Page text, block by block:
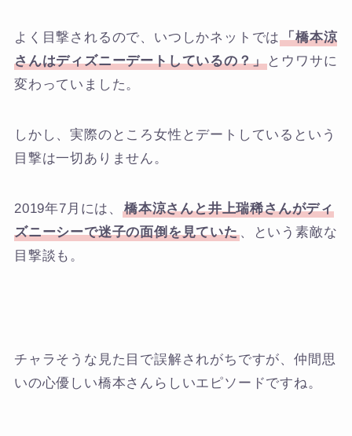
よく目撃されるので、いつしかネットでは「橋本涼
さんはディズニーデートしているの？」 とウワサに
変わっていました。
しかし、実際のところ女性とデートしているという
目撃は一切ありません。
2019年7月には、
橋本涼さんと井上瑞稀さんがディ
ズニーシーで迷子の面倒を見ていた、という素敵な
目撃談も。
チャラそうな見た目で誤解されがちですが、仲間思
いの心優しい橋本さんらしいエピソードですね。